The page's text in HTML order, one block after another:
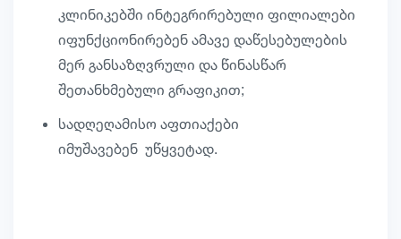
კლინიკებში ინტეგრირებული ფილიალები
იფუნქციონირებენ ამავე დაწესებულების
მერ განსაზღვრული და წინასწარ
შეთანხმებული გრაფიკით;
სადღეღამისო აფთიაქები
იმუშავებენ უწყვეტად.